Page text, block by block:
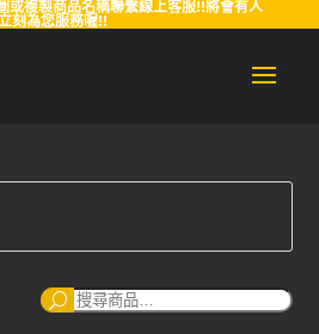
或複製商品名稱聯繫線上客服!!將會有人
刻為您服務喔!!
搜